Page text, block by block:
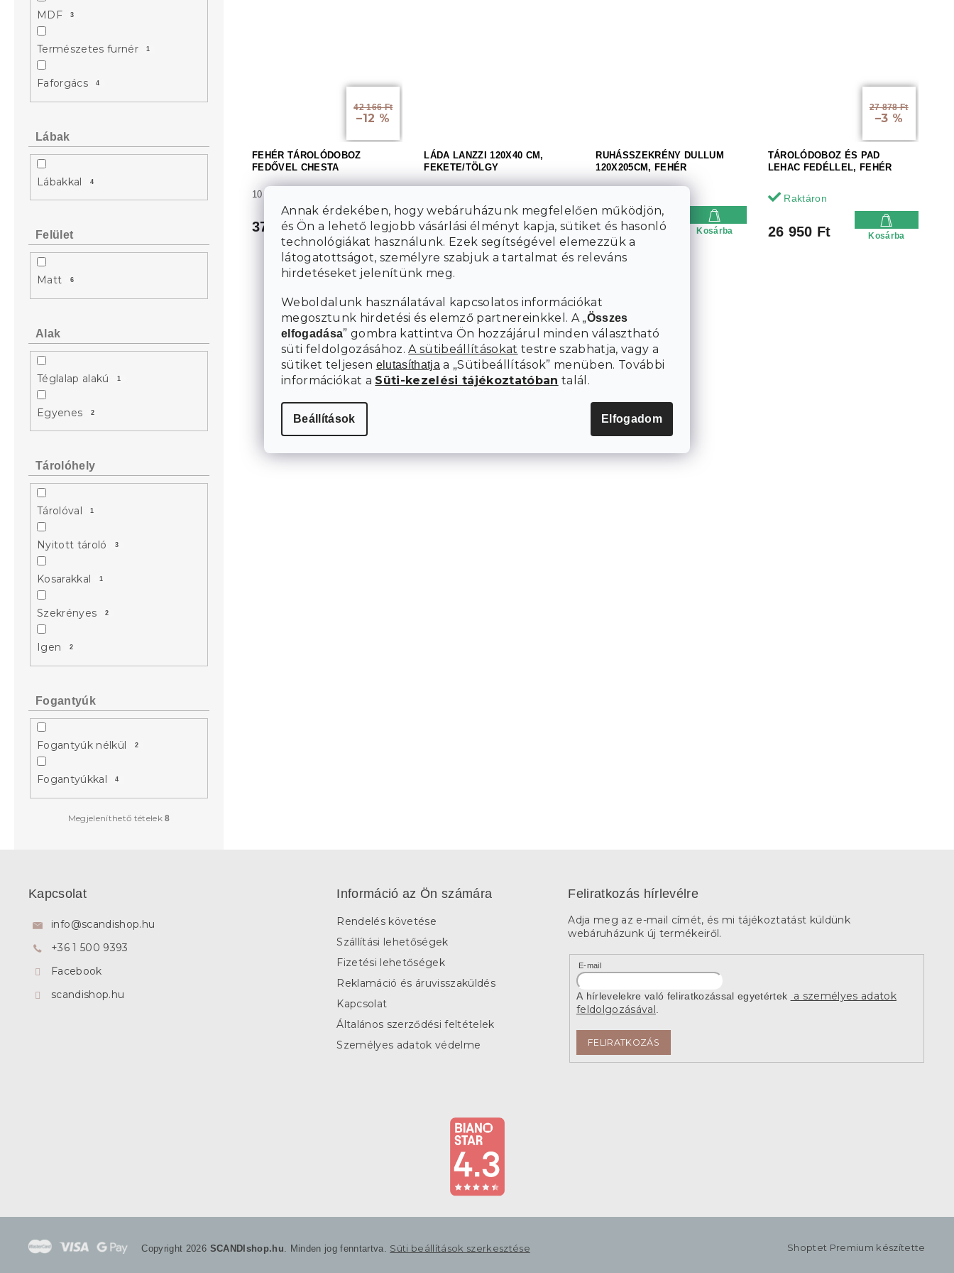
Annak érdekében, hogy webáruházunk megfelelően működjön,
és Ön a lehető legjobb vásárlási élményt kapja, sütiket és hasonló
technológiákat használunk. Ezek segítségével elemezzük a
látogatottságot, személyre szabjuk a tartalmat és releváns
hirdetéseket jelenítünk meg.
Weboldalunk használatával kapcsolatos információkat
megosztunk hirdetési és elemző partnereinkkel. A „Összes
elfogadása” gombra kattintva Ön hozzájárul minden választható
süti feldolgozásához.A sütibeállításokat testre szabhatja, vagy a
sütiket teljesen elutasíthatja a „Sütibeállítások” menüben. További
információkat a Süti-kezelési tájékoztatóban talál.
Beállítások Elfogadom
MDF 3
Természetes furnér 1
Faforgács 4
Lábak
Lábakkal 4
Felület
Matt 6
Alak
Téglalap alakú 1
Egyenes 2
Tárolóhely
Tárolóval 1
Nyitott tároló 3
Kosarakkal 1
Szekrényes 2
Igen 2
Fogantyúk
Fogantyúk nélkül 2
Fogantyúkkal 4
Megjeleníthető tételek8
42 166 Ft
–12 %
FEHÉR TÁROLÓDOBOZ
FEDŐVEL CHESTA
10 nap
37 017 Ft Kosárba
LÁDA LANZZI 120X40 CM,
FEKETE/TÖLGY
85 425 Ft Kosárba
RUHÁSSZEKRÉNY DULLUM
120X205CM, FEHÉR
161 483 Ft Kosárba
27 878 Ft
–3 %
TÁROLÓDOBOZ ÉS PAD
LEHAC FEDÉLLEL, FEHÉR
Raktáron
26 950 Ft Kosárba
i
s
t
a
i
r
á
n
e
Kapcsolat
info@scandishop.hu
+36 1 500 9393
Facebook
scandishop.hu
Információ az Ön számára
Rendelés követése
Szállítási lehetőségek
Fizetési lehetőségek
Reklamáció és áruvisszaküldés
Kapcsolat
Általános szerződési feltételek
Személyes adatok védelme
Feliratkozás hírlevélre
Adja meg az e-mail címét, és mi tájékoztatást küldünk
webáruházunk új termékeiről.
E-mail
A hírlevelekre való feliratkozással egyetértek
a személyes adatok
feldolgozásával
FELIRATKOZÁS
Shoptet Premium készítette
Copyright 2026 SCANDIshop.hu . Minden jog fenntartva. Süti beállítások szerkesztése